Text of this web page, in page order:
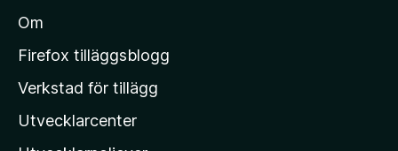
l
M
z
i
l
Om
Firefox tilläggsblogg
Verkstad för tillägg
Utvecklarcenter